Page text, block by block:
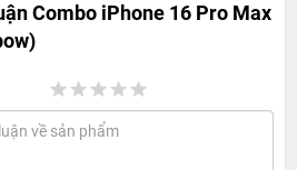
Combo iPhone 16 Pro Max